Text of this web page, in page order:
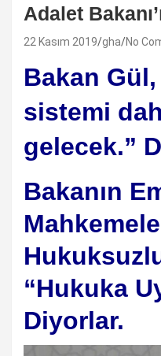
Adalet
22 Kasım 2019 gha No
Bakan
sistemi
gelecek.”
Bakanın
“Hukuka
Diyorlar.